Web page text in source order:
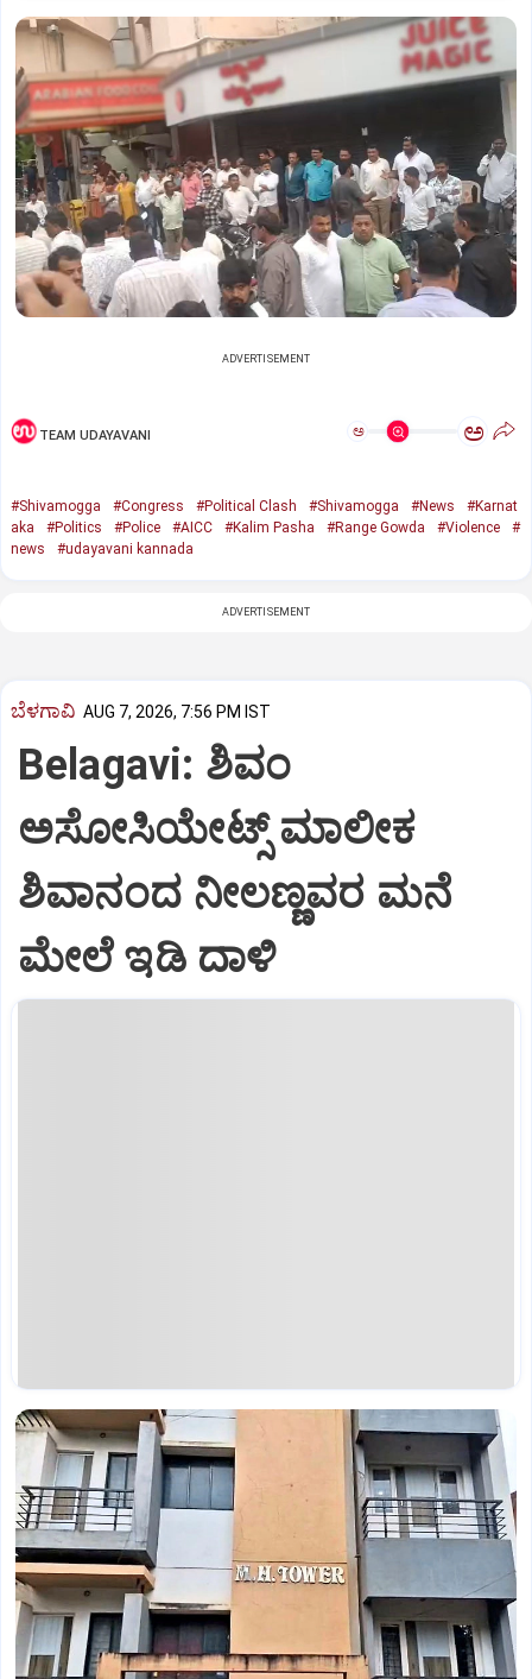
ADVERTISEMENT
TEAM UDAYAVANI ಅ ಅ
#Shivamogga #Congress #Political Clash #Shivamogga #News
#Karnat
aka
#Politics #Police #AICC #Kalim Pasha #Range Gowda #Violence
#
news
#udayavani kannada
ADVERTISEMENT
ಬೆಳಗಾವಿ AUG 7, 2026, 7:56 PM IST
Belagavi: ಶಿವಂ
ಅಸೋಸಿಯೇಟ್ಸ್ ಮಾಲೀಕ
ಶಿವಾನಂದ ನೀಲಣ್ಣವರ ಮನೆ
ಮೇಲೆ ಇಡಿ‌ ದಾಳಿ